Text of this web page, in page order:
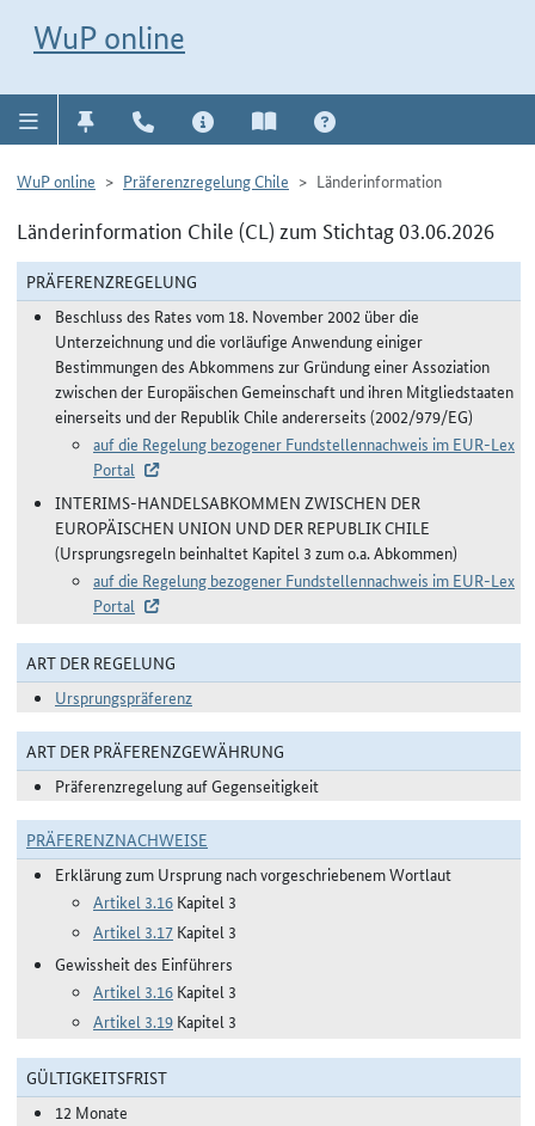
WuP online
WuP online Präferenzregelung Chile Länderinformation
Länderinformation Chile (CL) zum Stichtag 03.06.2026
PRÄFERENZREGELUNG
Beschluss des Rates vom 18. November 2002 über die
Unterzeichnung und die vorläufige Anwendung einiger
Bestimmungen des Abkommens zur Gründung einer Assoziation
zwischen der Europäischen Gemeinschaft und ihren Mitgliedstaaten
einerseits und der Republik Chile andererseits (2002/979/EG)
auf die Regelung bezogener Fundstellennachweis im EUR-Lex
Portal
INTERIMS-HANDELSABKOMMEN ZWISCHEN DER
EUROPÄISCHEN UNION UND DER REPUBLIK CHILE
(Ursprungsregeln beinhaltet Kapitel 3 zum o.a. Abkommen)
auf die Regelung bezogener Fundstellennachweis im EUR-Lex
Portal
ART DER REGELUNG
Ursprungspräferenz
ART DER PRÄFERENZGEWÄHRUNG
Präferenzregelung auf Gegenseitigkeit
PRÄFERENZNACHWEISE
Erklärung zum Ursprung nach vorgeschriebenem Wortlaut
Artikel 3.16 Kapitel 3
Artikel 3.17 Kapitel 3
Gewissheit des Einführers
Artikel 3.16 Kapitel 3
Artikel 3.19 Kapitel 3
GÜLTIGKEITSFRIST
12 Monate